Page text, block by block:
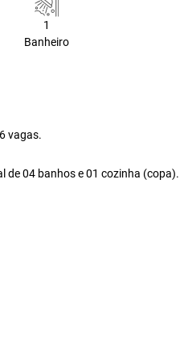
1
Banheiro
vagas.
de 04 banhos e 01 cozinha (copa).